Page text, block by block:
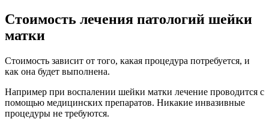
Стоимость лечения патологий шейки
матки
Стоимость зависит от того, какая процедура потребуется, и
как она будет выполнена.
Например при воспалении шейки матки лечение проводится с
помощью медицинских препаратов. Никакие инвазивные
процедуры не требуются.